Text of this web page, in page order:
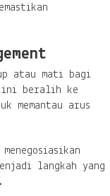
atau mati bagi
kini beralih ke
memantau arus
langkah yang